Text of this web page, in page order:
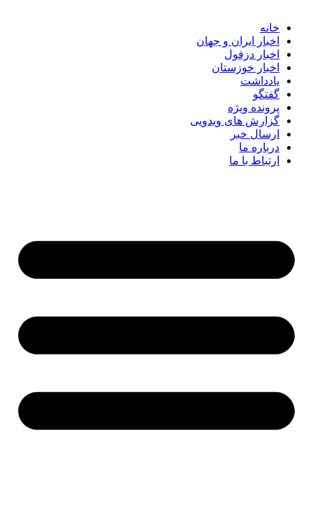
خانه
اخبار ایران و جهان
اخبار دزفول
اخبار خوزستان
یادداشت
گفتگو
پرونده ویژه
گزارش های ویدویی
ارسال خبر
درباره ما
ارتباط با ما